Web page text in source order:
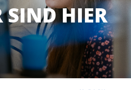
SIND HIER